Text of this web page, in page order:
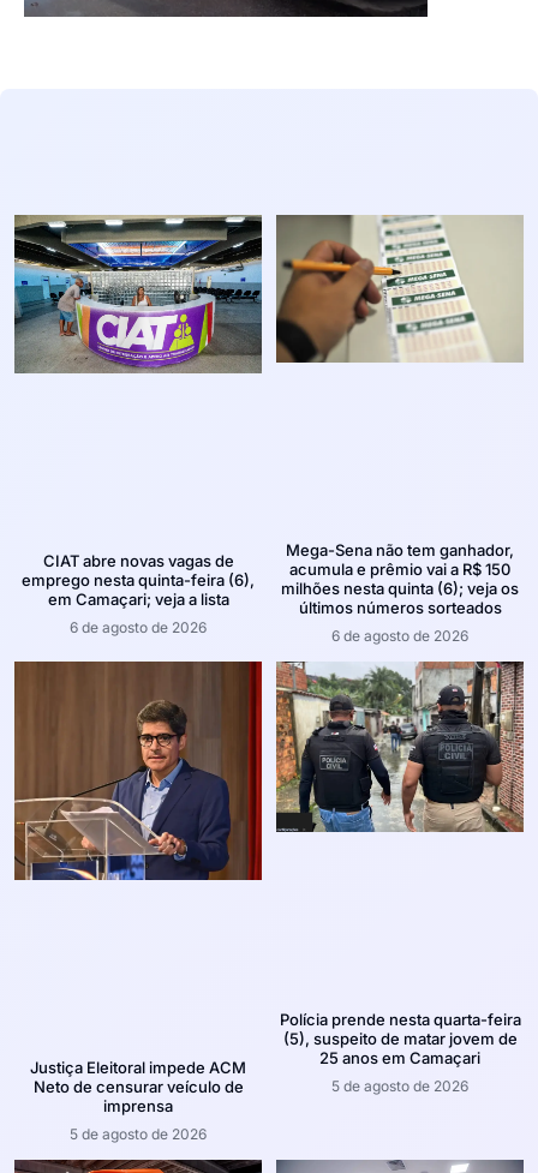
CIAT abre novas vagas de
emprego nesta quinta-feira (6),
em Camaçari; veja a lista
6 de agosto de 2026
Mega-Sena não tem ganhador,
acumula e prêmio vai a R$ 150
milhões nesta quinta (6); veja os
últimos números sorteados
6 de agosto de 2026
Justiça Eleitoral impede ACM
Neto de censurar veículo de
imprensa
5 de agosto de 2026
Polícia prende nesta quarta-feira
(5), suspeito de matar jovem de
25 anos em Camaçari
5 de agosto de 2026